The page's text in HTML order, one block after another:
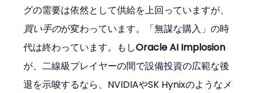
グの需要は依然として供給を上回っていますが、
買い手のが変わっています。「無謀な購入」の時
代は終わっています。もしOracle AI Implosion
が、二線級プレイヤーの間で設備投資の広範な後
退を示唆するなら、NVIDIAやSK Hynixのようなメ